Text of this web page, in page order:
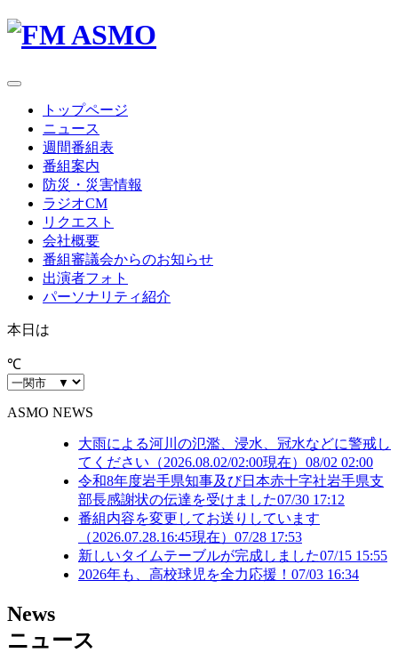
toggle
navigationトップページ
ニュース
週間番組表
番組案内
防災・災害情報
ラジオCM
リクエスト
会社概要
番組審議会からのお知らせ
出演者フォト
パーソナリティ紹介
本日は
℃
ASMO NEWS
大雨による河川の氾濫、浸水、冠水などに警戒し
てください（2026.08.02/02:00現在） 08/02 02:00
令和8年度岩手県知事及び日本赤十字社岩手県支
部長感謝状の伝達を受けました07/30 17:12
番組内容を変更してお送りしています
（2026.07.28.16:45現在） 07/28 17:53
新しいタイムテーブルが完成しました07/15 15:55
2026年も、高校球児を全力応援！ 07/03 16:34
News
ニュース